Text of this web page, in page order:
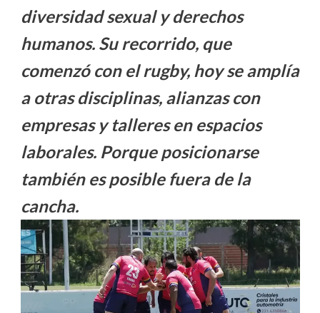
diversidad sexual y derechos
humanos. Su recorrido, que
comenzó con el rugby, hoy se amplía
a otras disciplinas, alianzas con
empresas y talleres en espacios
laborales. Porque posicionarse
también es posible fuera de la
cancha.